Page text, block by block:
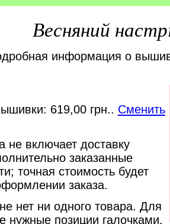
Весняний
информация о
619,00 грн.. Сменить
не включает доставку
заказанные
точная стоимость будет
заказа.
нет ни одного товара. Для
нужные позиции галочками.